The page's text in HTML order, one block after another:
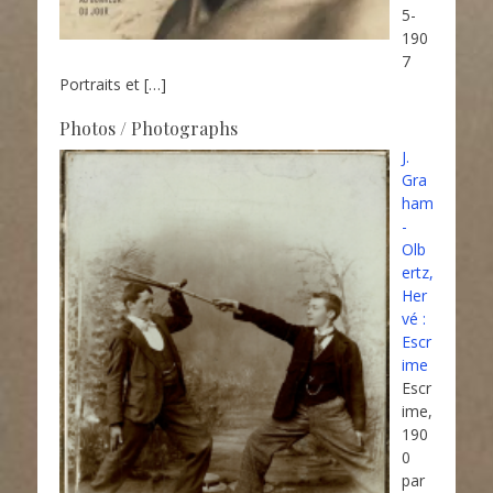
5-
190
7
Portraits et […]
Photos / Photographs
J.
Gra
ham
-
Olb
ertz,
Her
vé :
Escr
ime
Escr
ime,
190
0
par